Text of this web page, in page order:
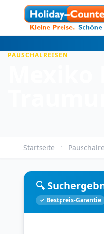
PAUSCHALREISEN
Startseite
🔍
✓ Bestpreis-Garantie